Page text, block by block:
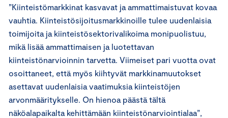
”Kiinteistömarkkinat kasvavat ja ammattimaistuvat kovaa
vauhtia. Kiinteistösijoitusmarkkinoille tulee uudenlaisia
toimijoita ja kiinteistösektorivalikoima monipuolistuu,
mikä lisää ammattimaisen ja luotettavan
kiinteistönarvioinnin tarvetta. Viimeiset pari vuotta ovat
osoittaneet, että myös kiihtyvät markkinamuutokset
asettavat uudenlaisia vaatimuksia kiinteistöjen
arvonmääritykselle. On hienoa päästä tältä
näköalapaikalta kehittämään kiinteistönarviointialaa”,